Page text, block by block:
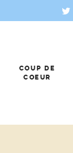
COUP DE
COEUR